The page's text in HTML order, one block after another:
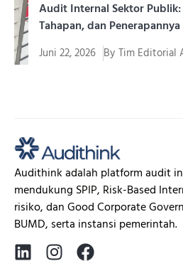
Audit Internal Sektor Publik:
Tahapan, dan Penerapannya
Juni 22, 2026 By Tim Editorial
Audithink adalah platform audit
mendukung SPIP, Risk-Based
risiko, dan Good Corporate
BUMD, serta instansi pemerintah.